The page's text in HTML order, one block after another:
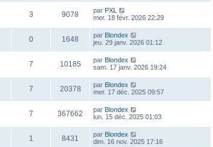
3 9078 par PXL
mer. 18 févr. 2026 22:29
0 1648 par Blondex
jeu. 29 janv. 2026 01:12
7 10185 par Blondex
sam. 17 janv. 2026 19:24
7 20378 par Blondex
mer. 17 déc. 2025 09:57
7 367662 par Blondex
lun. 15 déc. 2025 01:03
1 8431 par Blondex
dim. 16 nov. 2025 17:16